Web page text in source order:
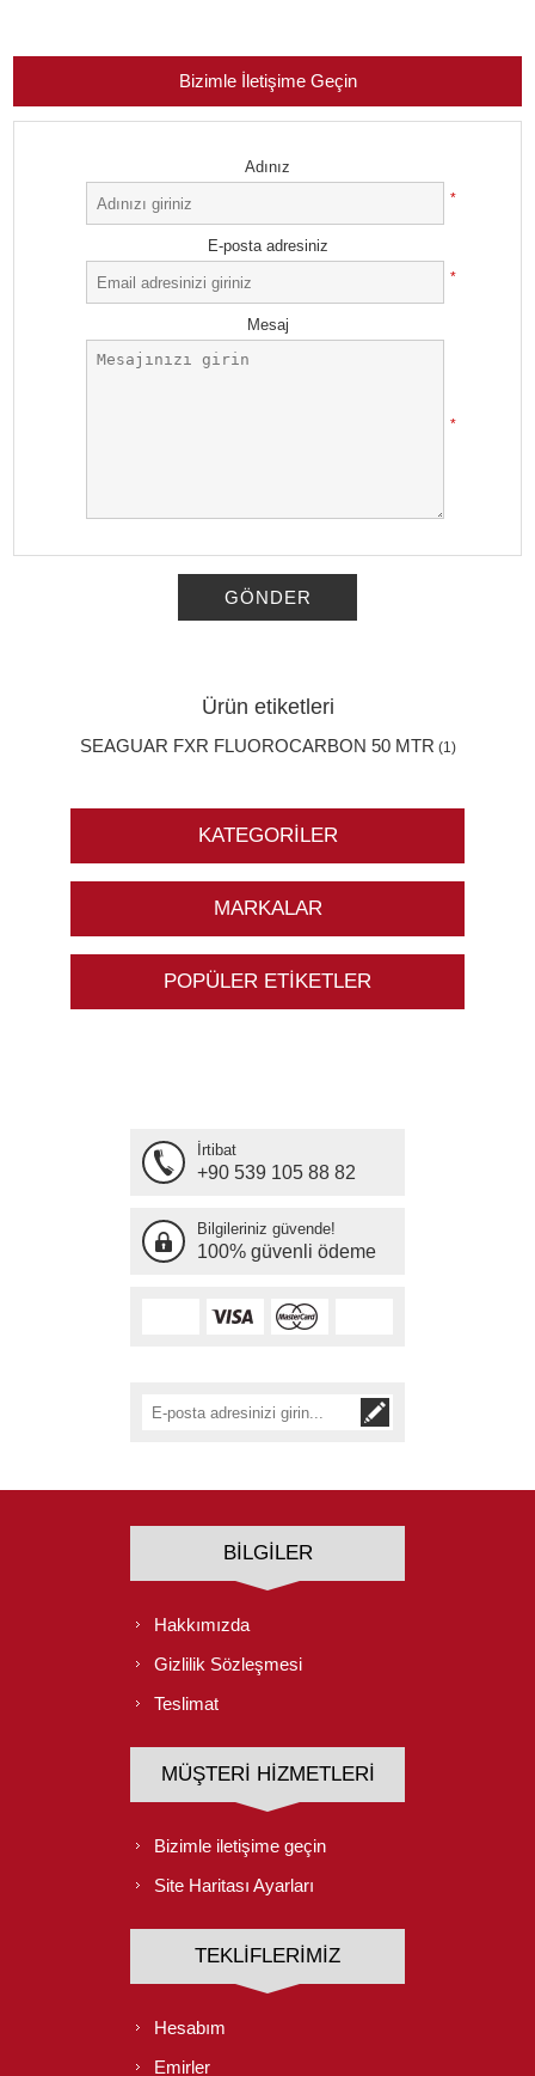
Bizimle İletişime Geçin
Adınız
*
E-posta adresiniz
*
Mesaj
*
GÖNDER
Ürün etiketleri
SEAGUAR FXR FLUOROCARBON 50 MTR (1)
KATEGORILER
MARKALAR
POPÜLER ETIKETLER
İrtibat
+90 539 105 88 82
Bilgileriniz güvende!
100% güvenli ödeme
BILGILER
Hakkımızda
Gizlilik Sözleşmesi
Teslimat
MÜŞTERI HIZMETLERI
Bizimle iletişime geçin
Site Haritası Ayarları
TEKLIFLERIMIZ
Hesabım
Emirler